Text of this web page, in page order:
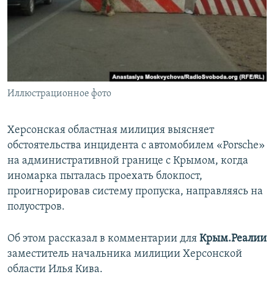
ПОБЕДИТЕЛЕЙ НЕ СУДЯТ?
КРЫМ.НЕПОКОРЕННЫЙ
УКРАИНСКАЯ ПРОБЛЕМА КРЫМА
ПРИСОЕДИНЯЙТЕСЬ!
Все сайты RFE/RL
Иллюстрационное фото
Херсонская областная милиция выясняет
обстоятельства инцидента с автомобилем «Porsche»
на административной границе с Крымом, когда
иномарка пыталась проехать блокпост,
проигнорировав систему пропуска, направляясь на
полуостров.
Об этом рассказал в комментарии для Крым.Реалии
заместитель начальника милиции Херсонской
области Илья Кива.